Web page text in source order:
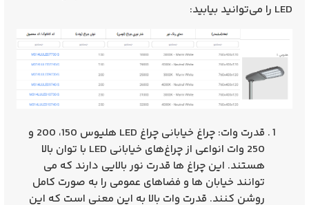
LED را می‌توانید بیابید:
قدرت وات: چراغ خیابانی چراغ LED هلیوس 150، 200 و
250 وات انواعی از چراغ‌های خیابانی LED با توان بالا
هستند. این چراغ‌ ها قدرت نور بالایی دارند که می‌
توانند خیابان‌ ها و فضاهای عمومی را به صورت کامل
روشن کنند. قدرت وات بالا به این معنی است که این